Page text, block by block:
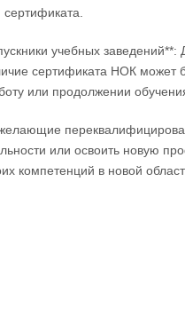
учебных
сертификата НОК
или продолжении
или освоить новую
компетенций в новой